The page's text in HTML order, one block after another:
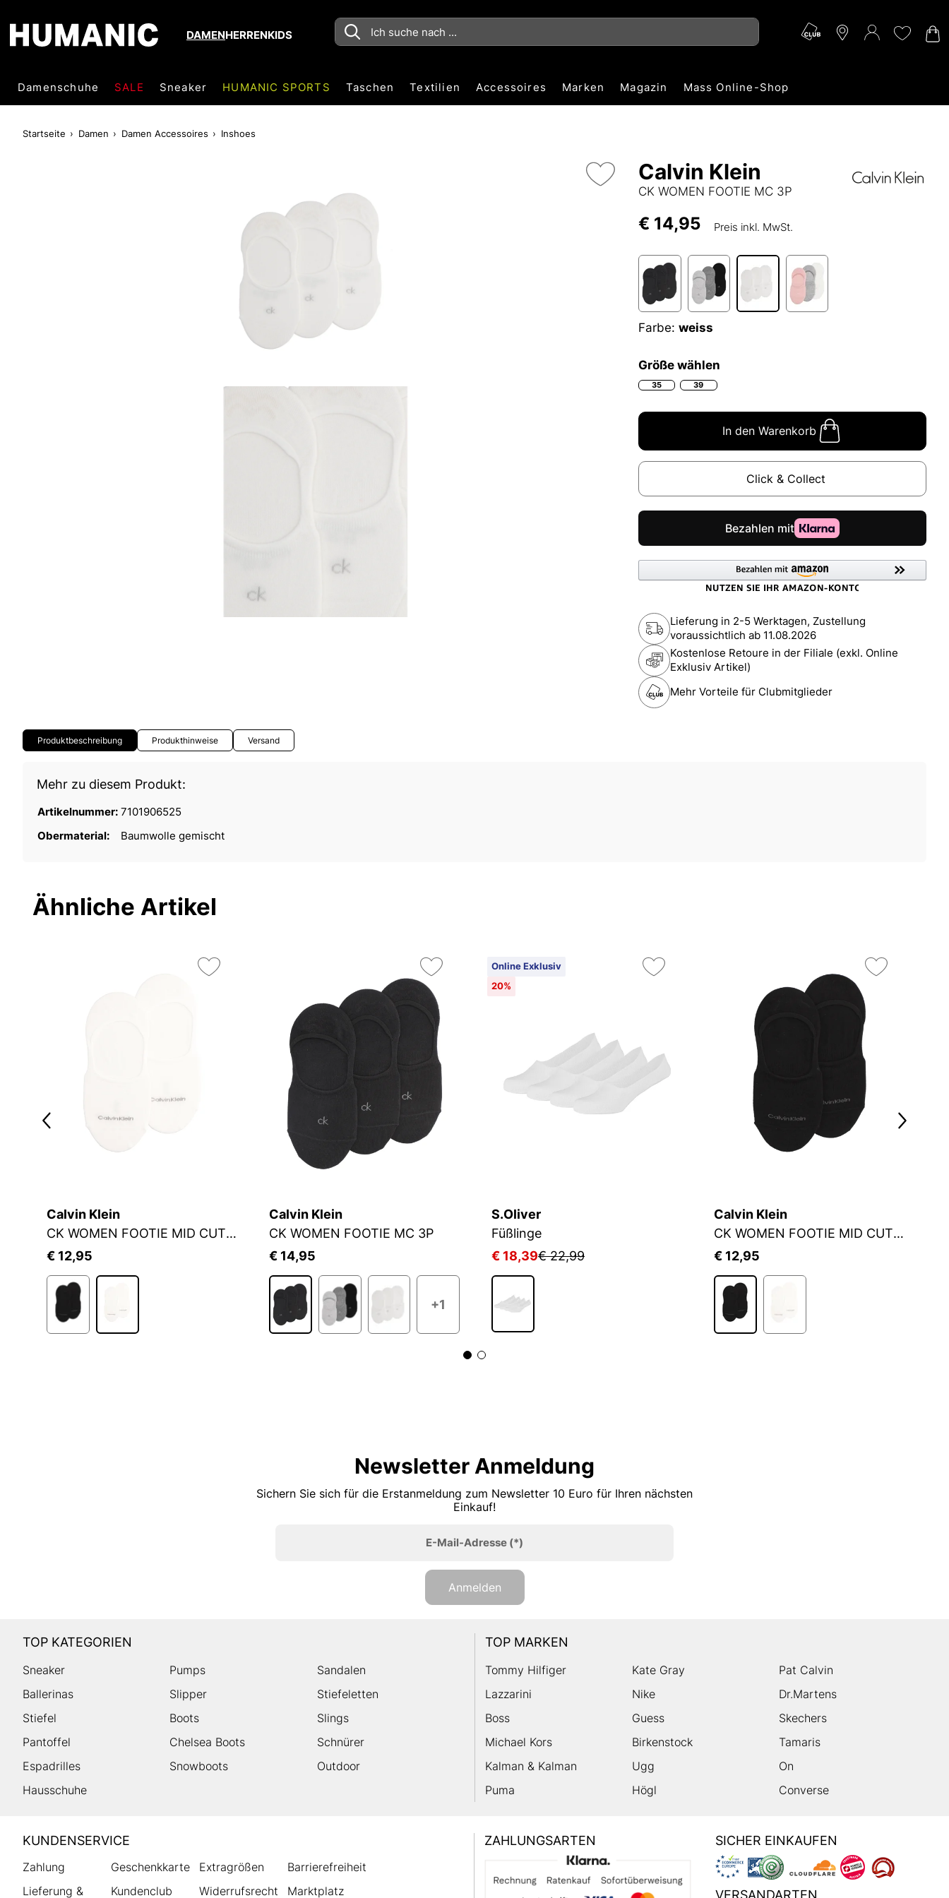
DAMENHERRENKIDS
Damenschuhe SALE Sneaker HUMANIC SPORTS Taschen Textilien Accessoires Marken Magazin Mass Online-Shop
Startseite Damen Damen Accessoires Inshoes
Calvin Klein
CK WOMEN FOOTIE MC 3P
€ 14,95 Preis inkl. MwSt.
Farbe: weiss
Größe wählen
35 39
In den Warenkorb
Click & Collect
Lieferung in 2-5 Werktagen, Zustellung
voraussichtlich ab 11.08.2026
Kostenlose Retoure in der Filiale (exkl. Online
Exklusiv Artikel)
Mehr Vorteile für Clubmitglieder
Produktbeschreibung Produkthinweise Versand
Mehr zu diesem Produkt:
Artikelnummer: 7101906525
Obermaterial:
Baumwolle gemischt
Ähnliche Artikel
Calvin Klein
CK WOMEN FOOTIE MID CUT 2P
€ 12,95
Calvin Klein
CK WOMEN FOOTIE MC 3P
€ 14,95
+1
Online Exklusiv
20%
S.Oliver
Füßlinge
€ 18,39€ 22,99
Calvin Klein
CK WOMEN FOOTIE MID CUT 2P
€ 12,95
Newsletter Anmeldung
Sichern Sie sich für die Erstanmeldung zum Newsletter 10 Euro für Ihren nächsten
Einkauf!
E-Mail-Adresse(*)
Anmelden
TOP KATEGORIEN
Sneaker Pumps
Sandalen
Ballerinas
Slipper
Stiefeletten
Stiefel
Boots
Slings
Pantoffel
Chelsea Boots
Schnürer
Espadrilles
Snowboots
Outdoor
Hausschuhe
TOP MARKEN
Tommy Hilfiger Kate Gray
Pat Calvin
Lazzarini
Nike
Dr.Martens
Boss
Guess
Skechers
Michael Kors
Birkenstock
Tamaris
Kalman & Kalman
Ugg
On
Puma
Högl Converse
HUMANIC
Footer
KUNDENSERVICE
Zahlung
Lieferung &
Geschenkkarte
Kundenclub
Extragrößen
Widerrufsrecht
Barrierefreiheit
Marktplatz
ZAHLUNGSARTEN SICHER EINKAUFEN